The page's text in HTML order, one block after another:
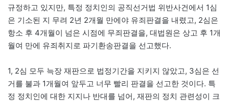
규정하고 있지만, 특정 정치인의 공직선거법 위반사건에서 1심
은 기소된 지 무려 2년 2개월 만에야 유죄판결을 내렸고, 2심은
항소 후 4개월이 넘은 시점에 무죄판결을, 대법원은 상고 후 1개
월여 만에 유죄취지로 파기환송판결을 선고했다.
​1, 2심 모두 늑장 재판으로 법정기간을 지키지 않았고, 3심은 선
거를 불과 1개월여 앞두고 너무 빨리 판결을 선고한 것이다. 특
정 정치인에 대한 지지나 반대를 넘어, 재판의 정치 관련성이 크